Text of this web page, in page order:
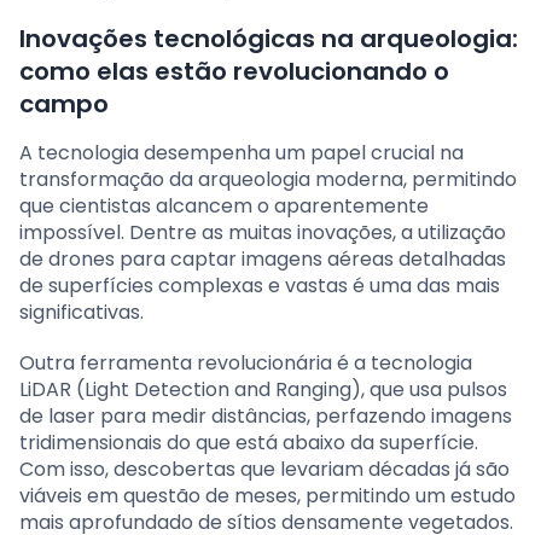
Inovações tecnológicas na arqueologia:
como elas estão revolucionando o
campo
A tecnologia desempenha um papel crucial na
transformação da arqueologia moderna, permitindo
que cientistas alcancem o aparentemente
impossível. Dentre as muitas inovações, a utilização
de drones para captar imagens aéreas detalhadas
de superfícies complexas e vastas é uma das mais
significativas.
Outra ferramenta revolucionária é a tecnologia
LiDAR (Light Detection and Ranging), que usa pulsos
de laser para medir distâncias, perfazendo imagens
tridimensionais do que está abaixo da superfície.
Com isso, descobertas que levariam décadas já são
viáveis em questão de meses, permitindo um estudo
mais aprofundado de sítios densamente vegetados.